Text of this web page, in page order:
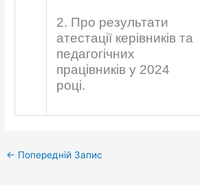
2. Про результати
атестації керівників та
педагогічних
працівників у 2024
році.
← Попередній Запис